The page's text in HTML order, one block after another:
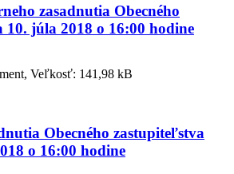
zasadnutia Obecného
10. júla 2018 o 16:00 hodine
Veľkosť: 141,98 kB
Obecného zastupiteľstva
o 16:00 hodine